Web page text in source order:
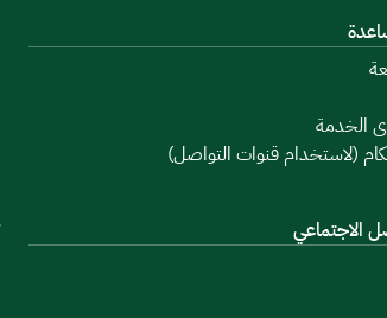
الخدمة
(لاستخدام قنوات التواصل)
الاجتماعي